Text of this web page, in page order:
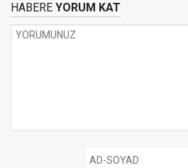
HABERE YORUM KAT